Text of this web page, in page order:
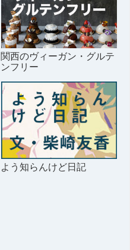
関西のヴィーガン・グルテ
ンフリー
よう知らんけど日記